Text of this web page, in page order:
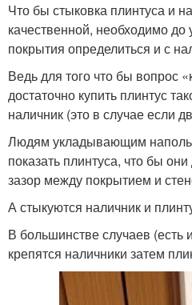
Что бы стыковка плинтуса и
качественной, необходимо до
покрытия определиться и с
Ведь для того что бы вопрос
достаточно купить плинтус
наличник (это в случае если
Людям укладывающим
показать плинтуса, что бы
зазор между покрытием и
А стыкуются наличник и
В большинстве случаев (есть
крепятся наличники затем